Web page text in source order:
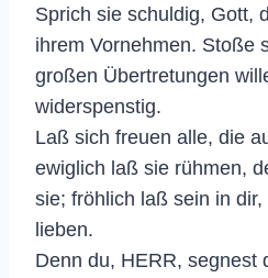
Sprich sie schuldig, Gott,
ihrem Vornehmen. Stoße
großen Übertretungen
widerspenstig.
Laß sich freuen alle, die
ewiglich laß sie rühmen,
sie; fröhlich laß sein in
lieben.
Denn du, HERR, segnest